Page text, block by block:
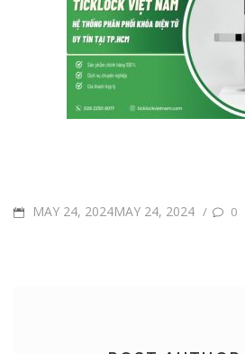
POSTEDMAY 24, 2024MAY 24, 2024 / 0